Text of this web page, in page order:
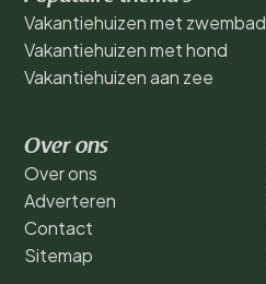
Vakantiehuizen met zwembad
Vakantiehuizen met hond
Vakantiehuizen aan zee
Over ons
Over ons
Adverteren
Contact
Sitemap